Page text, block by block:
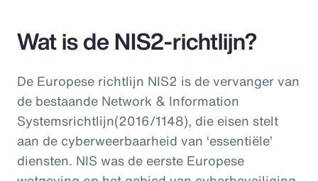
Wat is de NIS2-richtlijn?
De Europese richtlijn NIS2 is de vervanger van
de bestaande Network & Information
Systemsrichtlijn(2016/1148), die eisen stelt
aan de cyberweerbaarheid van ‘essentiële’
diensten. NIS was de eerste Europese